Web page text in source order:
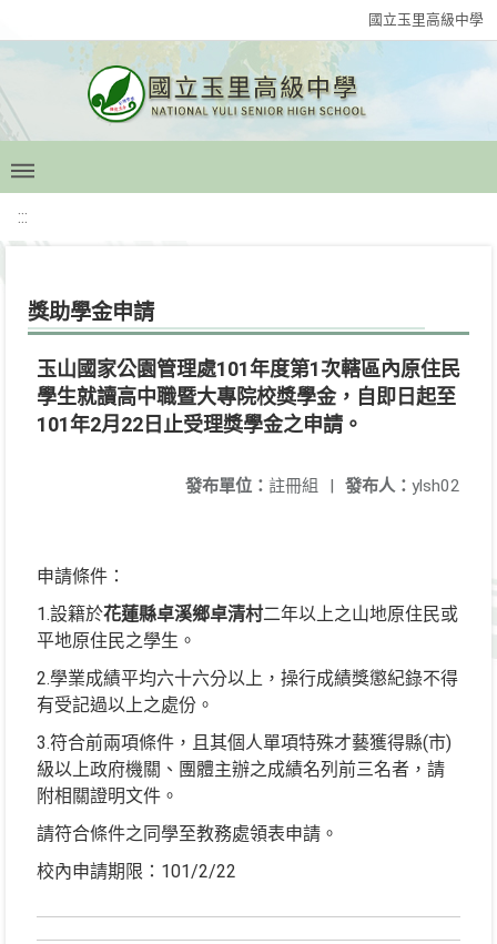
國立玉里高級中學
:::
獎助學金申請
玉山國家公園管理處101年度第1次轄區內原住民
學生就讀高中職暨大專院校獎學金，自即日起至
101年2月22日止受理獎學金之申請。
發布人： ylsh02
發布單位： 註冊組 |
申請條件：
1.設籍於花蓮縣卓溪鄉卓清村二年以上之山地原住民或
平地原住民之學生。
2.學業成績平均六十六分以上，操行成績獎懲紀錄不得
有受記過以上之處份。
3.符合前兩項條件，且其個人單項特殊才藝獲得縣(市)
級以上政府機關、團體主辦之成績名列前三名者，請
附相關證明文件。
請符合條件之同學至教務處領表申請。
校內申請期限：101/2/22